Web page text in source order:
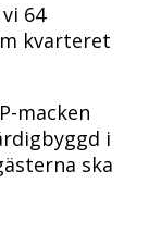
64
kvarteret
macken
i
ska